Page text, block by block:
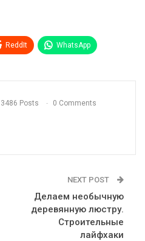
ReddIt WhatsApp
3486 Posts 0 Comments
NEXT POST
Делаем необычную
деревянную люстру.
Строительные
лайфхаки